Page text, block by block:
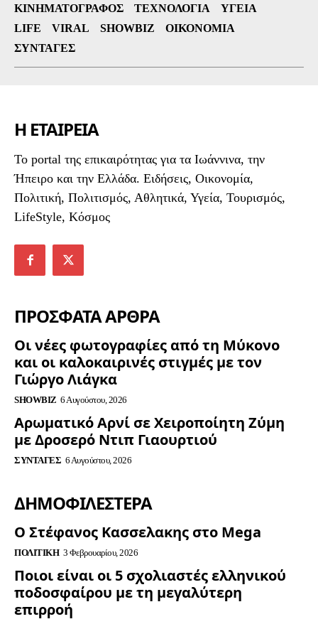
ΚΙΝΗΜΑΤΟΓΡΆΦΟΣ
ΤΕΧΝΟΛΟΓΊΑ
ΥΓΕΊΑ
LIFE
VIRAL SHOWBIZ
ΟΙΚΟΝΟΜΊΑ
ΣΥΝΤΑΓΈΣ
Η ΕΤΑΙΡΕΙΑ
To portal της επικαιρότητας για τα Ιωάννινα, την
Ήπειρο και την Ελλάδα. Ειδήσεις, Οικονομία,
Πολιτική, Πολιτισμός, Αθλητικά, Υγεία, Τουρισμός,
LifeStyle, Κόσμος
ΠΡΟΣΦΑΤΑ ΑΡΘΡΑ
Οι νέες φωτογραφίες από τη Μύκονο
και οι καλοκαιρινές στιγμές με τον
Γιώργο Λιάγκα
SHOWBIZ 6 Αυγούστου, 2026
Αρωματικό Αρνί σε Χειροποίητη Ζύμη
με Δροσερό Ντιπ Γιαουρτιού
ΣΥΝΤΑΓΈΣ 6 Αυγούστου, 2026
ΔΗΜΟΦΙΛΈΣΤΕΡΑ
Ο Στέφανος Κασσελακης στο Mega
ΠΟΛΙΤΙΚΉ 3 Φεβρουαρίου, 2026
Ποιοι είναι οι 5 σχολιαστές ελληνικού
ποδοσφαίρου με τη μεγαλύτερη
επιρροή